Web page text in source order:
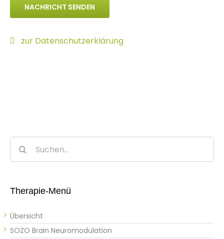
NACHRICHT SENDEN
zur Datenschutzerklärung
Suche
nach:
Therapie-Menü
Übersicht
SOZO Brain Neuromodulation